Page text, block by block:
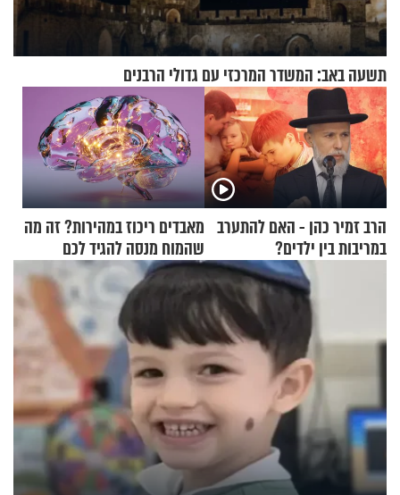
תשעה באב: המשדר המרכזי עם גדולי הרבנים
הרב זמיר כהן - האם להתערב
במריבות בין ילדים?
מאבדים ריכוז במהירות? זה מה
שהמוח מנסה להגיד לכם